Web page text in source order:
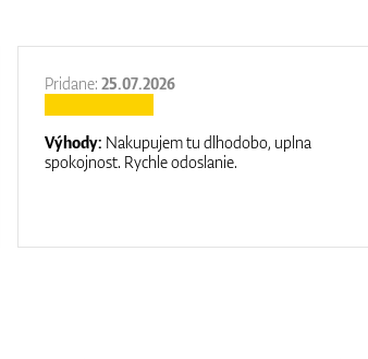
Pridane:25.07.2026
Výhody: Nakupujem tu dlhodobo, uplna
spokojnost. Rychle odoslanie.